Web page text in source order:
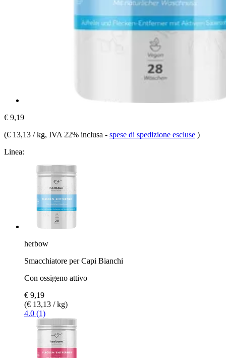
€ 9,19
(€ 13,13 / kg, IVA 22% inclusa - spese di spedizione escluse )
Linea:
herbow
Smacchiatore per Capi Bianchi
Con ossigeno attivo
€ 9,19
(€ 13,13 / kg)
4.0 (1)